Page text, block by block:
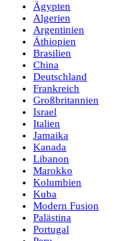
Ägypten
Algerien
Argentinien
Äthiopien
Brasilien
China
Deutschland
Frankreich
Großbritannien
Israel
Italien
Jamaika
Kanada
Libanon
Marokko
Kolumbien
Kuba
Modern Fusion
Palästina
Portugal